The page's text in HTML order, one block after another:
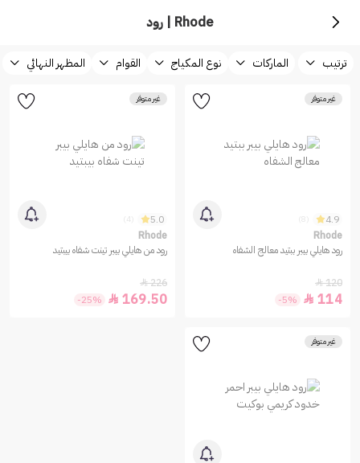
Rhode | رود
ترتيب الماركات نوع المكياج القوام المظهر النهائي
غير متوفر
4.9
Rhode
رود هايلي بيبر ببتيد معالج الشفاه
120

114

-5%
غير متوفر
5.0
Rhode
رود من هايلي بيبر تينت شفاه بيبتيد
226

169.50

-25%
غير متوفر